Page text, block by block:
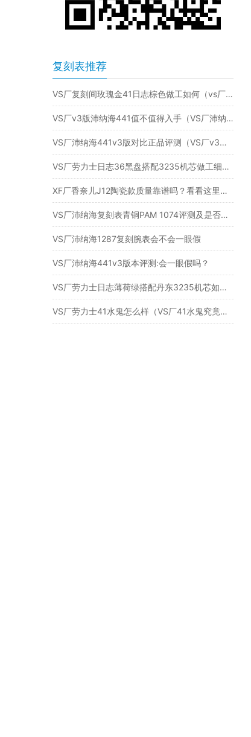
复刻表推荐
VS厂复刻间玫瑰金41日志棕色做工如何（vs厂日志41棕色面一眼假吗）
VS厂v3版沛纳海441值不值得入手（VS厂沛纳海441）
VS厂沛纳海441v3版对比正品评测（VS厂v3版沛纳海441真假对比）
VS厂劳力士日志36黑盘搭配3235机芯做工细节评测
XF厂香奈儿J12陶瓷款质量靠谱吗？看看这里就知道！
VS厂沛纳海复刻表青铜PAM 1074评测及是否值得入手！
VS厂沛纳海1287复刻腕表会不会一眼假
VS厂沛纳海441v3版本评测:会一眼假吗？​
VS厂劳力士日志薄荷绿搭配丹东3235机芯如何？
VS厂劳力士41水鬼怎么样（VS厂41水鬼究竟值得入手吗）